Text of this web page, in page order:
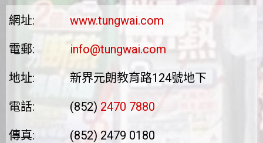
網址: www.tungwai.com
電郵: info@tungwai.com
地址: 新界元朗教育路124號地下
電話: (852) 2470 7880
傳真:
(852) 2479 0180